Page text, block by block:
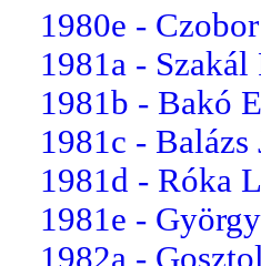
1980e -
1981a - Szakál
1981b - Bakó
1981c - Balázs
1981d - Róka
1981e -
1982a -